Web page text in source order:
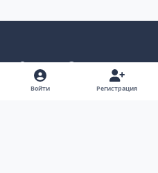
Светлый режим
Темный режим
Как в системе
Политика
Войти Регистрация